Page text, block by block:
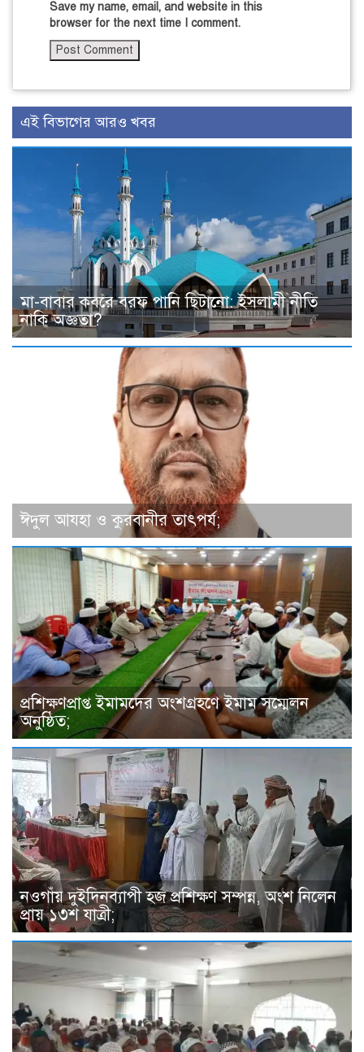
Save my name, email, and website in this
browser for the next time I comment.
এই বিভাগের আরও খবর
মা-বাবার কবরে বরফ পানি ছিটানো: ইসলামী নীতি
নাকি অজ্ঞতা?
ঈদুল আযহা ও কুরবানীর তাৎপর্য;
প্রশিক্ষণপ্রাপ্ত ইমামদের অংশগ্রহণে ইমাম সম্মেলন
অনুষ্ঠিত;
নওগাঁয় দুইদিনব্যাপী হজ প্রশিক্ষণ সম্পন্ন, অংশ নিলেন
প্রায় ১৩শ যাত্রী;